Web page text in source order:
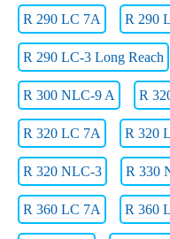
R 290 LC 7A R 290
R 290 LC-3 Long Reach
R 300 NLC-9 A R
R 320 LC 7A R 320
R 320 NLC-3 R 330
R 360 LC 7A R 360